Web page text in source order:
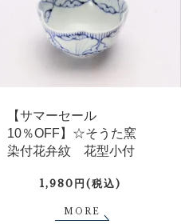
【サマーセール
10％OFF】☆そうた窯
染付花弁紋 花型小付
1,980円(税込)
MORE